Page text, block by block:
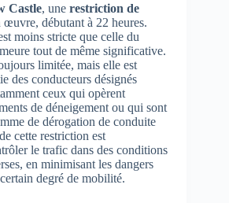
Castle, une restriction de
œuvre, débutant à 22 heures.
moins stricte que celle du
tout de même significative.
limitée, mais elle est
des conducteurs désignés
ceux qui opèrent
de déneigement ou qui sont
de dérogation de conduite
cette restriction est
le trafic dans des conditions
en minimisant les dangers
degré de mobilité.